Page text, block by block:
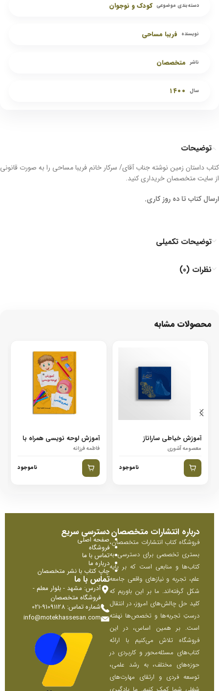
دسته‌بندی موضوعی کودک و نوجوان
نویسنده فریبا مساحی
ناشر متخصصان
سال ۱۴۰۰
توضیحات
کتاب داستان زمین نوشته جناب آقای/ سرکار خانم فریبا مساحی را به صورت قانونی
از سایت متخصصان خریداری کنید.
ارسال کتاب تا ده روز کاری.
توضیحات تکمیلی
نظرات (0)
محصولات مشابه
آموزش خیاطی ساراناز
معصومه آشوری
ناموجود
آموزش لوحه نویسی همراه با
شعر و نقاشی
فاطمه فرزانه
ناموجود
درباره انتشارات متخصصان
فروشگاه کتاب انتشارات متخصصان،
بستری تخصصی برای دسترسی به
کتاب‌ها و منابعی است که بر پایه
علم، تجربه و نیازهای واقعی جامعه
شکل گرفته‌اند. ما بر این باوریم که
کلید حل چالش‌های امروز، در انتقال
درستِ تجربه‌ها و تخصص‌ها نهفته
است. بر همین اساس، در این
فروشگاه تلاش می‌کنیم با ارائه
کتاب‌های مسئله‌محور و کاربردی در
حوزه‌های مختلف، به رشد علمی،
توسعه فردی و ارتقای مهارت‌های
دسترسی سریع
صفحه اصلی
فروشگاه
تماس با ما
درباره ما
چاپ کتاب با نشر متخصصان
تماس با ما
آدرس: مشهد - بلوار معلم -
فروشگاه متخصصان
شماره تماس: 91091128-021
info@motekhassesan.com